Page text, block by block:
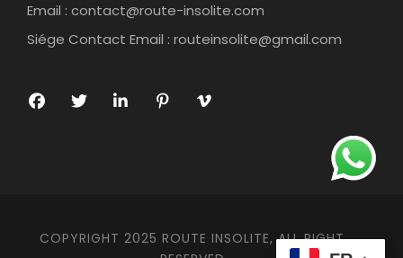
Email : contact@route-insolite.com
Siége Contact Email : routeinsolite@gmail.com
COPYRIGHT 2025 ROUTE INSOLITE, ALL RIGHT